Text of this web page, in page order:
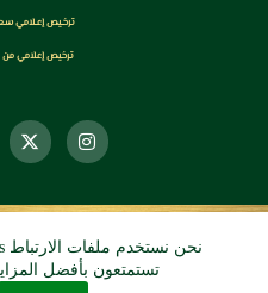
تستمتعون بأفضل
ترخـيص إعـلامي
ترخيص إعلامي من لندن
© 2026 دي آرو الرقمي